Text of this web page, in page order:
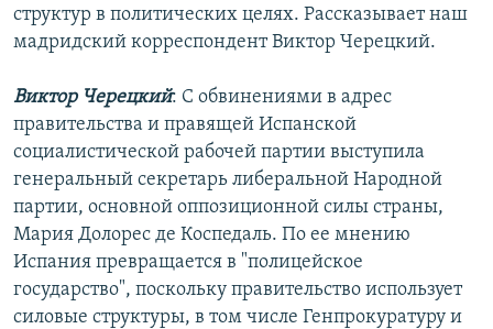
ПОДПИШИТЕСЬ НА РАССЫЛКУ
Все сайты РСЕ/РС
структур в политических целях. Рассказывает наш
мадридский корреспондент Виктор Черецкий.
Виктор Черецкий: С обвинениями в адрес
правительства и правящей Испанской
социалистической рабочей партии выступила
генеральный секретарь либеральной Народной
партии, основной оппозиционной силы страны,
Мария Долорес де Коспедаль. По ее мнению
Испания превращается в "полицейское
государство", поскольку правительство использует
силовые структуры, в том числе Генпрокуратуру и